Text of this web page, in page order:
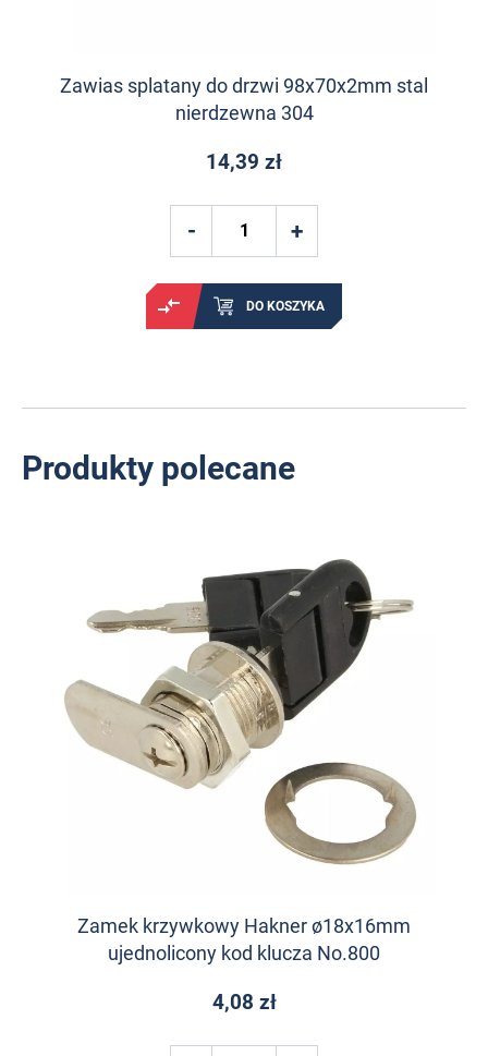
Zawias splatany do drzwi 98x70x2mm stal
nierdzewna 304
14,39 zł
DO KOSZYKA
Produkty polecane
Zamek krzywkowy Hakner ø18x16mm
ujednolicony kod klucza No.800
4,08 zł